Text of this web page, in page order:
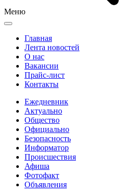
Меню
Главная
Лента новостей
О нас
Вакансии
Прайс-лист
Контакты
Ежедневник
Актуально
Общество
Официально
Безопасность
Информатор
Происшествия
Афиша
Фотофакт
Объявления